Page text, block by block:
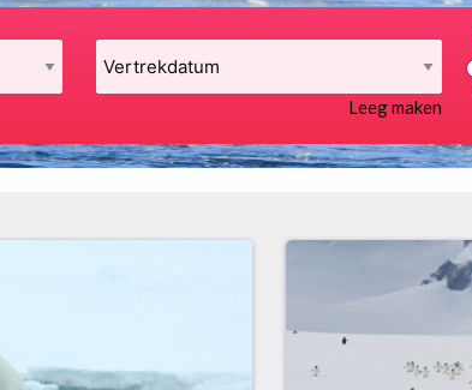
Leeg maken